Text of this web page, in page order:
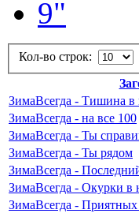
Кол-во строк:
ЗимаВсегда - Тишина в
ЗимаВсегда - на все 100
ЗимаВсегда - Ты
ЗимаВсегда - Ты рядом
ЗимаВсегда -
ЗимаВсегда - Окурки в
ЗимаВсегда -